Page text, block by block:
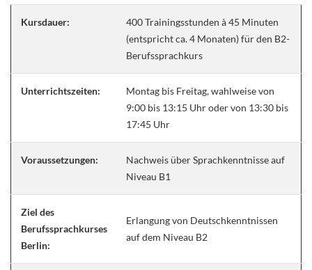
Kursdauer:
400 Trainingsstunden à 45 Minuten
(entspricht ca. 4 Monaten) für den B2-
Berufssprachkurs
Unterrichtszeiten:
Montag bis Freitag, wahlweise von
9:00 bis 13:15 Uhr oder von 13:30 bis
17:45 Uhr
Voraussetzungen:
Nachweis über Sprachkenntnisse auf
Niveau B1
Ziel des
Berufssprachkurses
Berlin:
Erlangung von Deutschkenntnissen
auf dem Niveau B2